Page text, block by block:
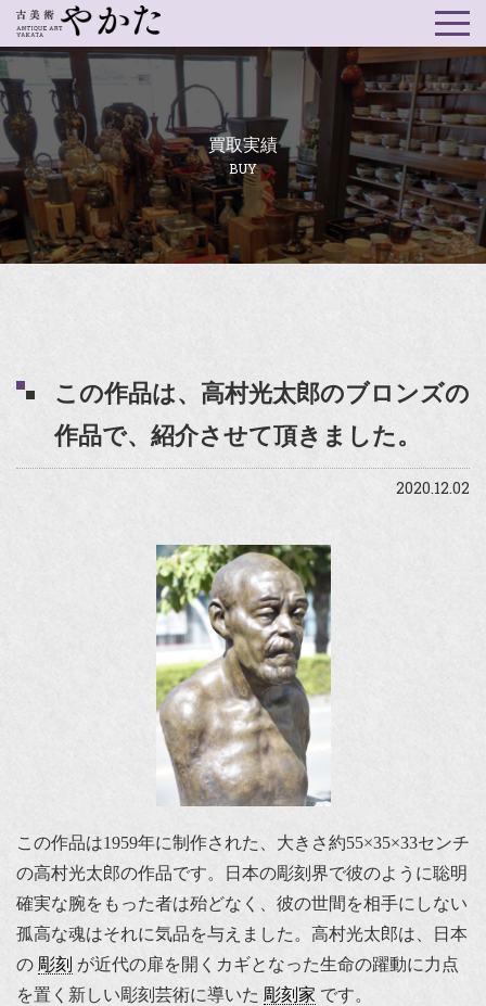
買取実績
BUY
この作品は、高村光太郎のブロンズの
作品で、紹介させて頂きました。
2020.12.02
この作品は1959年に制作された、大きさ約55×35×33センチ
の高村光太郎の作品です。日本の彫刻界で彼のように聡明
確実な腕をもった者は殆どなく、彼の世間を相手にしない
孤高な魂はそれに気品を与えました。高村光太郎は、日本
の 彫刻 が近代の扉を開くカギとなった生命の躍動に力点
を置く新しい彫刻芸術に導いた 彫刻家 です。